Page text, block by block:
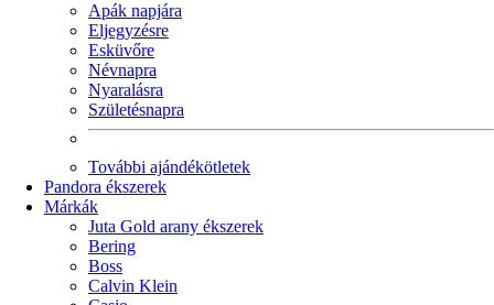
Apák napjára
Eljegyzésre
Esküvőre
Névnapra
Nyaralásra
Születésnapra
További ajándékötletek
Pandora ékszerek
Márkák
Juta Gold arany ékszerek
Bering
Boss
Calvin Klein